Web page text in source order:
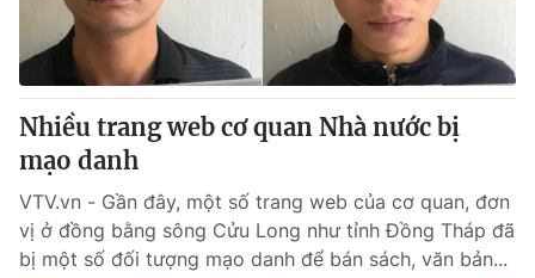
Cơ quan chủ quản:
Đài Truyền hình Việt Nam
Cơ quan báo chí:Thời báo VTV
Giấy phép hoạt động báo in và báo điện tử số 483/GP-BTTTT
cấp ngày 29/12/2023
Tổng Biên tập:Vũ Thanh Thủy
Phó Tổng Biên tập:
Nguyễn Trọng Ninh
Tổng đài VTV:024.38 355 931 - 024.38 355 932
Ðiện thoại Thời báo VTV:024.66 897 897
Nhiều trang web cơ quan Nhà nước bị
mạo danh
VTV.vn - Gần đây, một số trang web của cơ quan, đơn
vị ở đồng bằng sông Cửu Long như tỉnh Đồng Tháp đã
bị một số đối tượng mạo danh để bán sách, văn bản...